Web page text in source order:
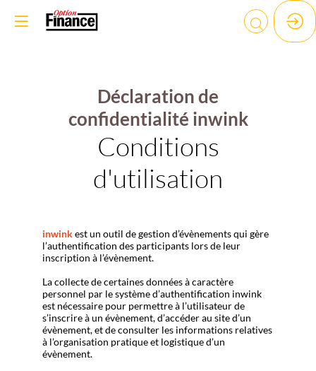
Déclaration de
confidentialité inwink
Conditions
d'utilisation
inwinkest un outil de gestion d’évènements qui gère
l’authentification des participants lors de leur
inscription à l’évènement.
La collecte de certaines données à caractère
personnel par le système d’authentification inwink
est nécessaire pour permettre à l’utilisateur de
s’inscrire à un évènement, d’accéder au site d’un
évènement, et de consulter les informations relatives
à l’organisation pratique et logistique d’un
évènement.